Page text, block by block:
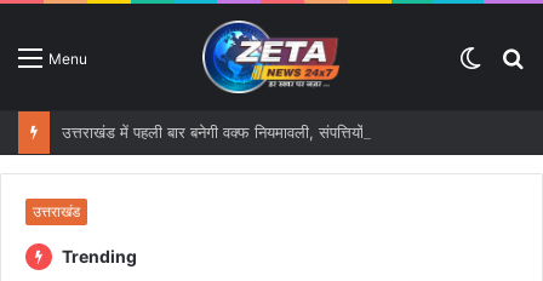
Menu
Switch
उत्तराखंड
Trending